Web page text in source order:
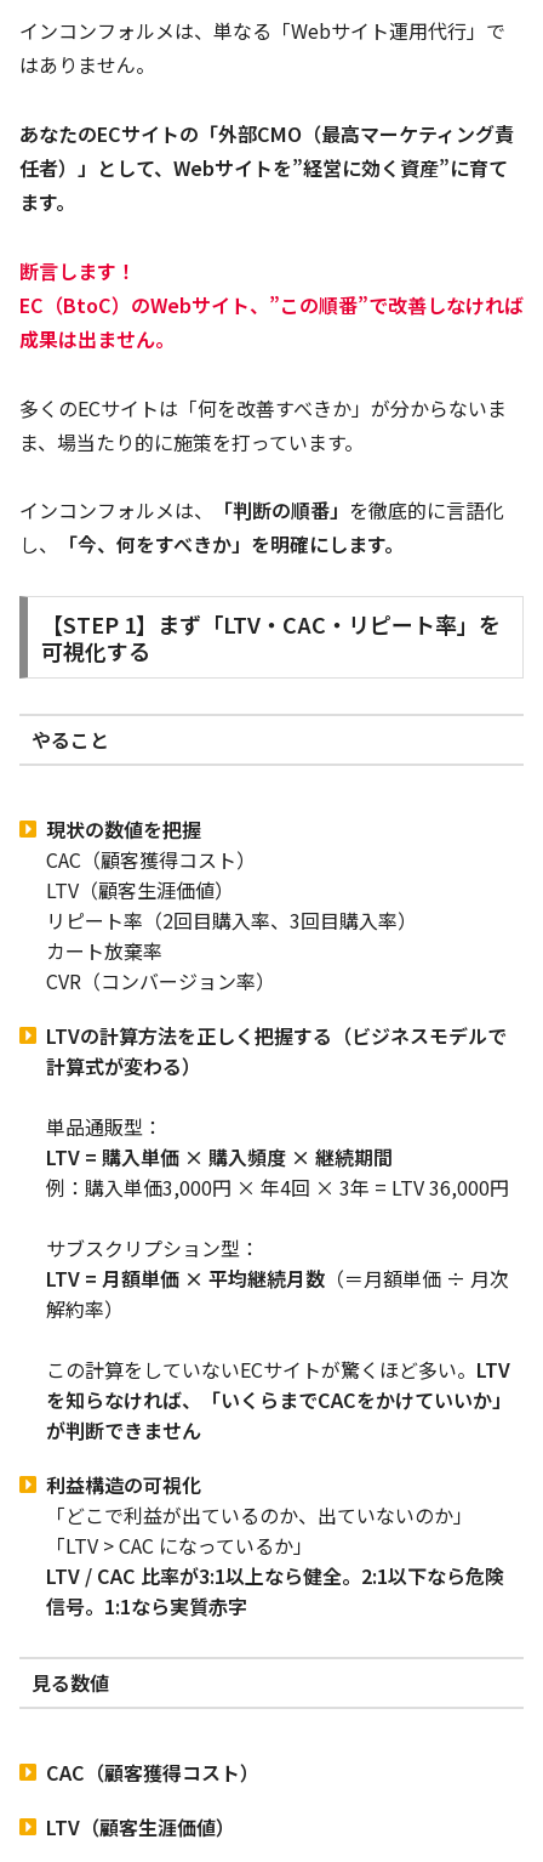
インコンフォルメは、単なる「Webサイト運用代行」で
はありません。
あなたのECサイトの「外部CMO（最高マーケティング責
任者）」として、Webサイトを”経営に効く資産”に育て
ます。
断言します！
EC（BtoC）のWebサイト、”この順番”で改善しなければ
成果は出ません。
多くのECサイトは「何を改善すべきか」が分からないま
ま、場当たり的に施策を打っています。
インコンフォルメは、 「判断の順番」 を徹底的に言語化
し、
「今、何をすべきか」を明確にします。
【STEP 1】まず「LTV・CAC・リピート率」を
可視化する
やること
現状の数値を把握
CAC（顧客獲得コスト）
LTV（顧客生涯価値）
リピート率（2回目購入率、3回目購入率）
カート放棄率
CVR（コンバージョン率）
LTVの計算方法を正しく把握する（ビジネスモデルで
計算式が変わる）
単品通販型：
LTV = 購入単価 × 購入頻度 × 継続期間
例：購入単価3,000円 × 年4回 × 3年 = LTV 36,000円
サブスクリプション型：
LTV = 月額単価 × 平均継続月数 （＝月額単価 ÷ 月次
解約率）
この計算をしていないECサイトが驚くほど多い。 LTV
を知らなければ、「いくらまでCACをかけていいか」
が判断できません
利益構造の可視化
「どこで利益が出ているのか、出ていないのか」
「LTV > CAC になっているか」
LTV / CAC 比率が3:1以上なら健全。2:1以下なら危険
信号。1:1なら実質赤字
見る数値
CAC（顧客獲得コスト）
LTV（顧客生涯価値）